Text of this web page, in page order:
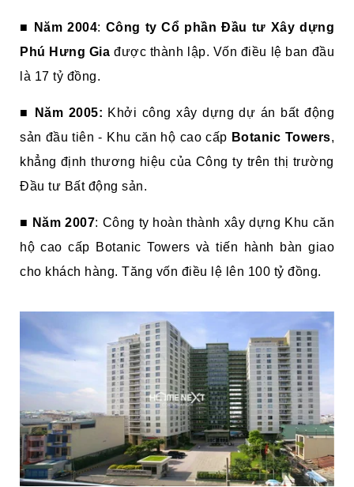
■ Năm 2004: Công ty Cổ phần Đầu tư Xây dựng
Phú Hưng Gia được thành lập. Vốn điều lệ ban đầu
là 17 tỷ đồng.
■ Năm 2005: Khởi công xây dựng dự án bất động
sản đầu tiên - Khu căn hộ cao cấp Botanic Towers,
khẳng định thương hiệu của Công ty trên thị trường
Đầu tư Bất động sản.
■ Năm 2007: Công ty hoàn thành xây dựng Khu căn
hộ cao cấp Botanic Towers và tiến hành bàn giao
cho khách hàng. Tăng vốn điều lệ lên 100 tỷ đồng.